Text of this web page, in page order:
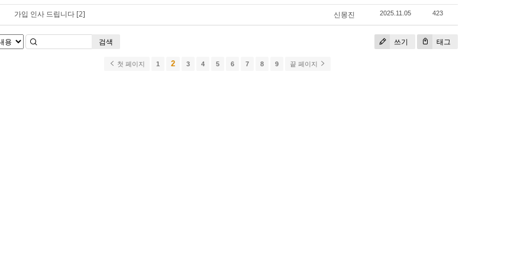
가입 인사 드립니다 [2] 신몽진 2025.11.05 423
쓰기 태그
검색
첫 페이지 1 2 3 4 5 6 7 8 9 끝 페이지